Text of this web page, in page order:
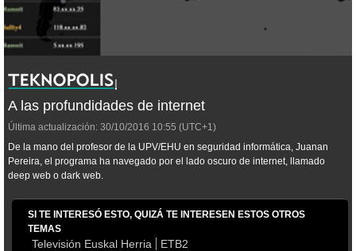
A las profundidades de internet
Última actualización: 30/10/2016 10:55 (UTC+1)
De la mano del profesor de la UPV/EHU en seguridad informática, Juanan
Pereira, el programa ha navegado por el lado oscuro de internet, llamado
deep web o dark web.
SI TE INTERESÓ ESTO, QUIZÁ TE INTERESEN ESTOS OTROS
TEMAS
Televisión Euskal Herria ETB2